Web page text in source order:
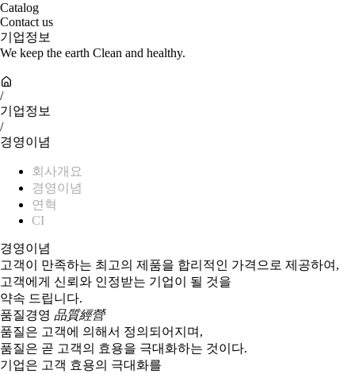
Catalog
Contact us
기업정보
We keep the earth Clean and healthy.
/
기업정보
/
경영이념
회사개요
경영이념
연혁
CI
경영이념
고객이 만족하는 최고의 제품을 합리적인 가격으로 제공하여,
고객에게 신뢰와 인정받는 기업이 될 것을
약속 드립니다.
품질경영 品質經營
품질은 고객에 의해서 정의되어지며,
품질은 곧 고객의 효용을 극대화하는 것이다.
기업은 고객 효용의 극대화를